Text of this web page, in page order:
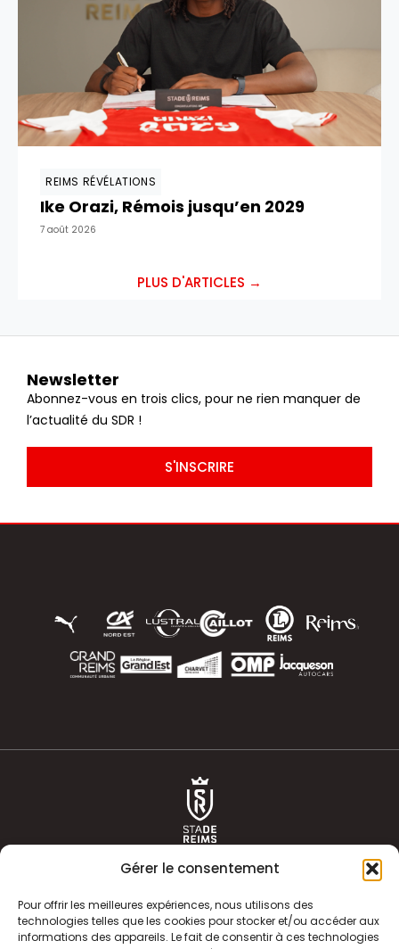
Gérer le consentement
Pour offrir les meilleures expériences, nous utilisons des
technologies telles que les cookies pour stocker et/ou accéder aux
informations des appareils. Le fait de consentir à ces technologies
REIMS RÉVÉLATIONS
Ike Orazi, Rémois jusqu’en 2029
7 août 2026
PLUS D'ARTICLES →
Newsletter
Abonnez-vous en trois clics, pour ne rien manquer de
l’actualité du SDR !
S'INSCRIRE
ACTUALITÉS HISTOIRE